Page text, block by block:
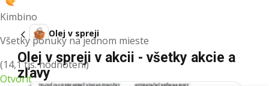
Kimbino
Všetky ponuky na jednom mieste
(14,1 tis. hodnotení)
Otvoriť
Olej v spreji
Olej v spreji v akcii - všetky akcie a
zľavy